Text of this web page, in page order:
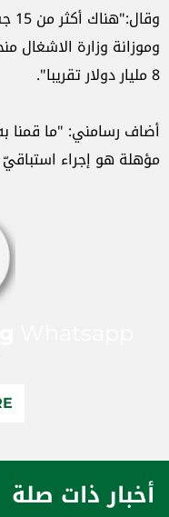
8 مليار دولار تقريبا".
أضاف رسامني: "ما قمنا
مؤهلة هو إجراء استباقيّ
أخبار ذات صلة